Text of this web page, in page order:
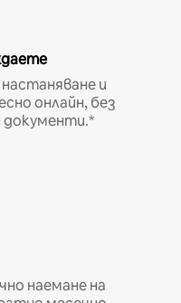
и
онлайн, без
документи.*
наемане на